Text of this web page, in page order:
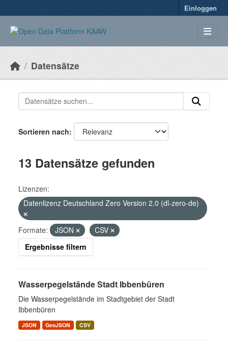
Einloggen
Datensätze
Sortieren nach
13 Datensätze gefunden
Lizenzen:
Datenlizenz Deutschland Zero Version 2.0 (dl-zero-de)
Formate: JSON
CSV
Ergebnisse filtern
Wasserpegelstände Stadt Ibbenbüren
Die Wasserpegelstände im Stadtgebiet der Stadt
Ibbenbüren
JSON GeoJSON CSV